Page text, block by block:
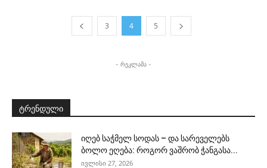
3 4 5
- რეკლამა -
ტრენდული
იღებ საჭმელ სოდას – და სარეველებს
ბოლო ეღება: როგორ ვაშრობ ჭანგასა...
ივლისი 27, 2026